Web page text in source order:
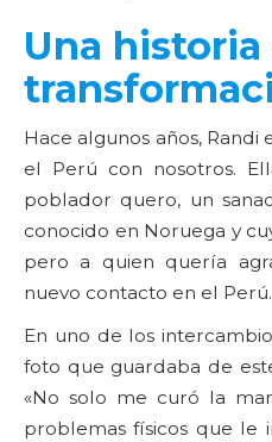
Una historia
Hace algunos años,
el Perú con nosotros.
poblador quero, un
conocido en Noruega y
pero a quien quería
nuevo contacto en el Perú.
En uno de los
foto que guardaba de
«No solo me curó la
problemas físicos que le